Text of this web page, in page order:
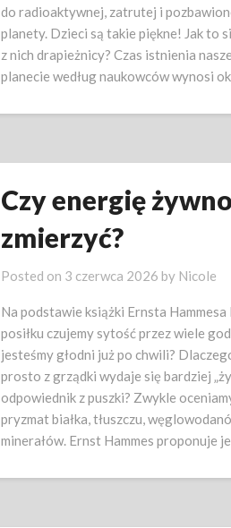
do radioaktywnej, zatrutej i
planety. Dzieci są takie piękne! Jak to
z nich drapieżnicy? Czas istnienia
planecie według naukowców wynosi
Czy energię
zmierzyć?
Posted on 3 czerwca 2026 by Nicole
Na podstawie książki Ernsta
posiłku czujemy sytość przez wiele
jesteśmy głodni już po chwili?
prosto z grządki wydaje się bardziej
odpowiednik z puszki? Zwykle
pryzmat białka, tłuszczu,
minerałów. Ernst Hammes proponuje